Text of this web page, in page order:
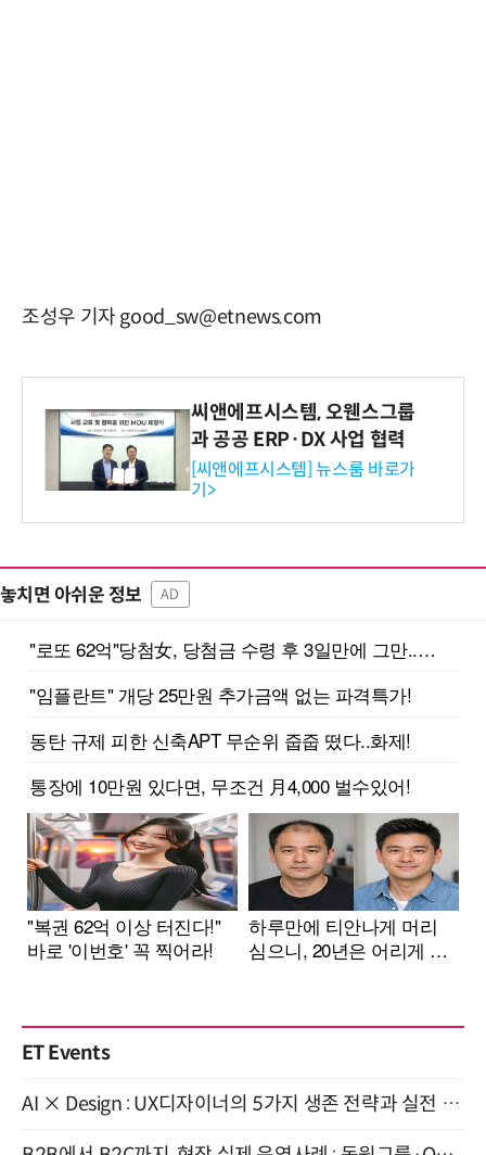
조성우 기자 good_sw@etnews.com
씨앤에프시스템, 오웬스그룹
과 공공 ERP·DX 사업 협력
[씨앤에프시스템] 뉴스룸 바로가
기>
놓치면 아쉬운 정보 AD
ET Events
AI × Design : UX디자이너의 5가지 생존 전략과 실전 대응 8월 28일 개최